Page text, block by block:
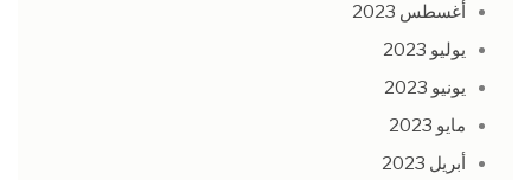
أغسطس 2023
يوليو 2023
يونيو 2023
مايو 2023
أبريل 2023